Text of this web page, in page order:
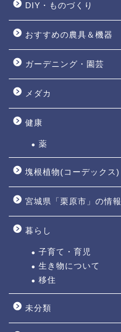
DIY・ものづくり
おすすめの農具＆機器
ガーデニング・園芸
メダカ
健康
薬
塊根植物(コーデックス)
宮城県「栗原市」の情報
暮らし
子育て・育児
生き物について
移住
未分類